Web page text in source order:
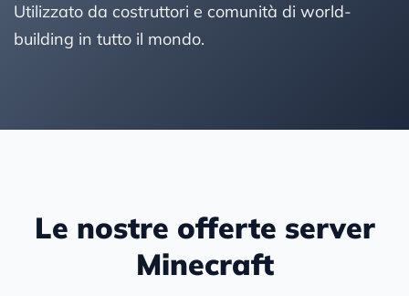
Utilizzato da costruttori e comunità di world-
building in tutto il mondo.
Le nostre offerte server
Minecraft